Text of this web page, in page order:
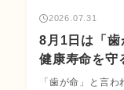
2026.07.31
8月1日は「歯
健康寿命を守
「歯が命」と言